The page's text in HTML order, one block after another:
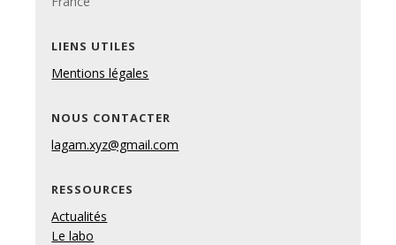
LIENS UTILES
Mentions légales
NOUS CONTACTER
lagam.xyz@gmail.com
RESSOURCES
Actualités
Le labo